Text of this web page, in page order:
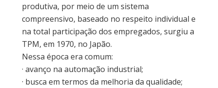
produtiva, por meio de um sistema
compreensivo, baseado no respeito individual e
na total participação dos empregados, surgiu a
TPM, em 1970, no Japão.
Nessa época era comum:
· avanço na automação industrial;
· busca em termos da melhoria da qualidade;